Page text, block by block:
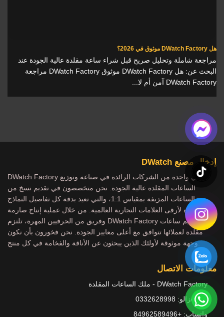
هل DWatch Factory موثوق في 2026؟
مراجعة شاملة وتحليل صريح قبل شراء ساعة مقلدة عالية الجودة عند
البحث عن: هل DWatch Factory موثوق DWatch Factory مراجعة
DWatch Factory آمن أم لا...
إدخال مصنع DWatch
DWatch Factory هي واحدة من الشركات الرائدة في صناعة وتوزيع
الساعات المقلدة عالية الجودة. نحن متخصصون في تقديم نسخ من
الساعات المزيفة بمقياس 1:1، والتي تعيد بدقة كل تفاصيل النماذج
الشهيرة لأرقى العلامات التجارية العالمية. من خلال عملية إنتاج صارمة
وفريق من الحرفيين المهرة، تلتزم DWatch Factory بتقديم ساعات
مقلدة لعملائها تتوافق مع أعلى معايير الجودة. نحن فخورون بأن نكون
وجهة موثوقة لأولئك الذين يبحثون عن الأناقة والفخامة في كل منتج.
معلومات الاتصال
DWatch Factory - ملك الساعات المقلدة
هاتف/زالو: 0332628998
واتساب: +84962589496